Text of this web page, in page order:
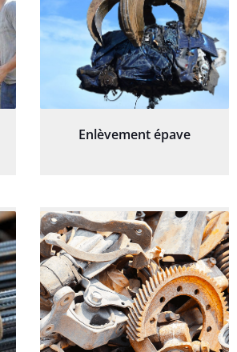
Enlèvement épave